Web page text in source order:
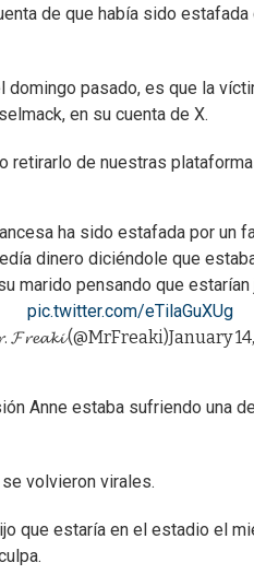
de que había sido
pasado, es que la
en su cuenta de X.
de nuestras
ha sido estafada por un
dinero diciéndole que
marido pensando que
pic.twitter.com/eTilaGuXUg
𝓕𝓻𝓮𝓪𝓴𝓲 (@MrFreaki)January
Anne estaba sufriendo una
volvieron virales.
que estaría en el estadio el